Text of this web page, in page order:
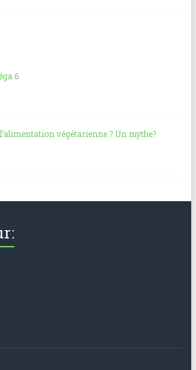
6
végétarienne ? Un mythe?